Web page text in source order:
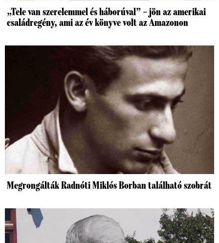
„Tele van szerelemmel és háborúval” – jön az amerikai
családregény, ami az év könyve volt az Amazonon
Megrongálták Radnóti Miklós Borban található szobrát